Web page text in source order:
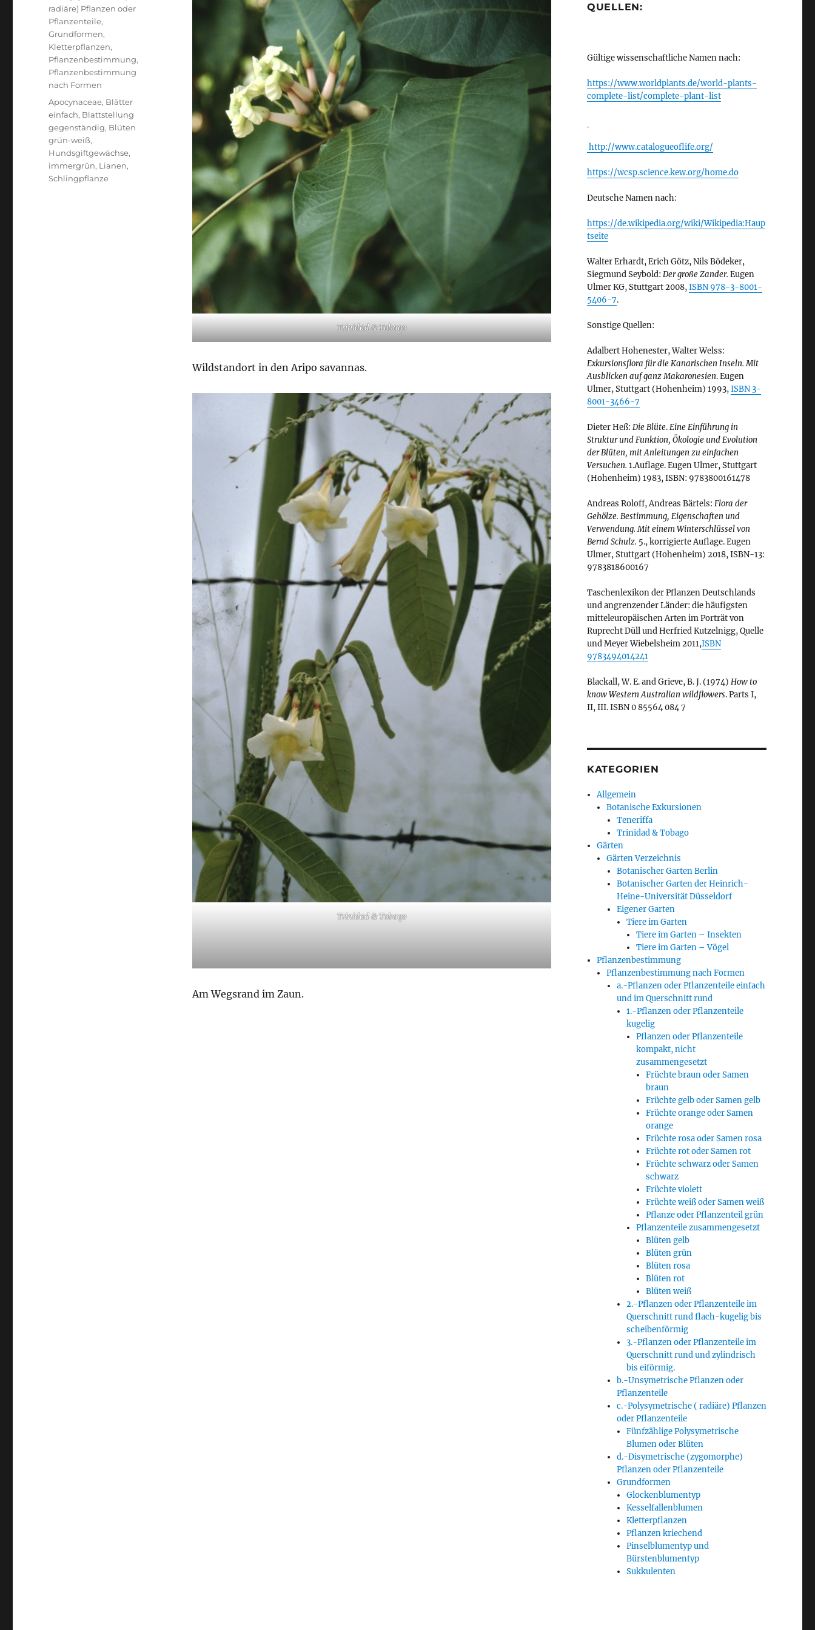
Trinidad & Tobago
Wildstandort in den Aripo savannas.
Trinidad & Tobago
Am Wegsrand im Zaun.
radiäre) Pflanzen oder
Pflanzenteile,
Grundformen,
Kletterpflanzen,
Pflanzenbestimmung,
Pflanzenbestimmung
nach Formen
Schlagwörter
Apocynaceae, Blätter
einfach, Blattstellung
gegenständig, Blüten
grün-weiß,
Hundsgiftgewächse,
immergrün, Lianen,
Schlingpflanze
QUELLEN:
Gültige wissenschaftliche Namen nach:
https://www.worldplants.de/world-plants-
complete-list/complete-plant-list
http://www.catalogueoflife.org/
https://wcsp.science.kew.org/home.do
Deutsche Namen nach:
https://de.wikipedia.org/wiki/Wikipedia:Haup
tseite
Walter Erhardt, Erich Götz, Nils Bödeker,
Siegmund Seybold: Der große Zander. Eugen
Ulmer KG, Stuttgart 2008,ISBN 978-3-8001-
5406-7.
Sonstige Quellen:
Adalbert Hohenester, Walter Welss:
Exkursionsflora für die Kanarischen Inseln. Mit
Ausblicken auf ganz Makaronesien. Eugen
Ulmer, Stuttgart (Hohenheim) 1993,ISBN 3-
8001-3466-7
Dieter Heß: Die Blüte.Eine Einführung in
Struktur und Funktion, Ökologie und Evolution
der Blüten, mit Anleitungen zu einfachen
Versuchen. 1.Auflage. Eugen Ulmer, Stuttgart
(Hohenheim) 1983, ISBN: 9783800161478
Andreas Roloff, Andreas Bärtels: Flora der
Gehölze. Bestimmung, Eigenschaften und
Verwendung. Mit einem Winterschlüssel von
Bernd Schulz. 5., korrigierte Auflage. Eugen
Ulmer, Stuttgart (Hohenheim) 2018, ISBN-13:
9783818600167
Taschenlexikon der Pflanzen Deutschlands
und angrenzender Länder: die häufigsten
mitteleuropäischen Arten im Porträt von
Ruprecht Düll und Herfried Kutzelnigg, Quelle
und Meyer Wiebelsheim 2011,ISBN
9783494014241
Blackall, W. E. and Grieve, B. J. (1974) How to
know Western Australian wildflowers. Parts I,
II, III. ISBN 0 85564 084 7
KATEGORIEN
Allgemein
Botanische Exkursionen
Teneriffa
Trinidad & Tobago
Gärten
Gärten Verzeichnis
Botanischer Garten Berlin
Botanischer Garten der Heinrich-
Heine-Universität Düsseldorf
Eigener Garten
Tiere im Garten
Tiere im Garten – Insekten
Tiere im Garten – Vögel
Pflanzenbestimmung
Pflanzenbestimmung nach Formen
a.-Pflanzen oder Pflanzenteile einfach
und im Querschnitt rund
1.-Pflanzen oder Pflanzenteile
kugelig
Pflanzen oder Pflanzenteile
kompakt, nicht
zusammengesetzt
Früchte braun oder Samen
braun
Früchte gelb oder Samen gelb
Früchte orange oder Samen
orange
Früchte rosa oder Samen rosa
Früchte rot oder Samen rot
Früchte schwarz oder Samen
schwarz
Früchte violett
Früchte weiß oder Samen weiß
Pflanze oder Pflanzenteil grün
Pflanzenteile zusammengesetzt
Blüten gelb
Blüten grün
Blüten rosa
Blüten rot
Blüten weiß
2.-Pflanzen oder Pflanzenteile im
Querschnitt rund flach-kugelig bis
scheibenförmig
3.-Pflanzen oder Pflanzenteile im
Querschnitt rund und zylindrisch
bis eiförmig.
b.-Unsymetrische Pflanzen oder
Pflanzenteile
c.-Polysymetrische ( radiäre) Pflanzen
oder Pflanzenteile
Fünfzählige Polysymetrische
Blumen oder Blüten
d.-Disymetrische (zygomorphe)
Pflanzen oder Pflanzenteile
Grundformen
Glockenblumentyp
Kesselfallenblumen
Kletterpflanzen
Pflanzen kriechend
Pinselblumentyp und
Bürstenblumentyp
Sukkulenten